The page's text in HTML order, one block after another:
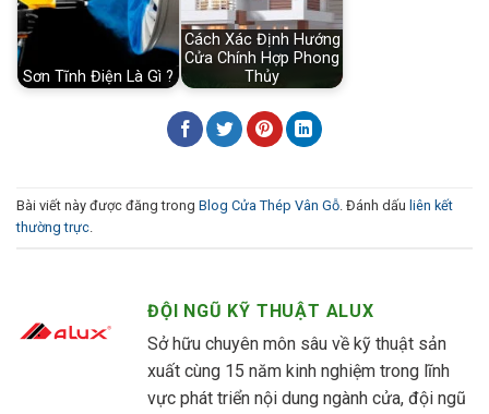
Sơn Tĩnh Điện Là Gì ?
Cách Xác Định Hướng
Cửa Chính Hợp Phong
Thủy
Bài viết này được đăng trong Blog Cửa Thép Vân Gỗ. Đánh dấu liên kết
thường trực.
ĐỘI NGŨ KỸ THUẬT ALUX
Sở hữu chuyên môn sâu về kỹ thuật sản
xuất cùng 15 năm kinh nghiệm trong lĩnh
vực phát triển nội dung ngành cửa, đội ngũ